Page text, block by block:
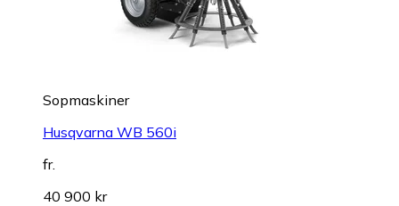
Sopmaskiner
Husqvarna WB 560i
fr.
40 900 kr